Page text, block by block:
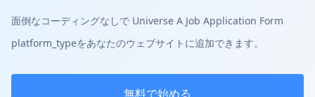
面倒なコーディングなしで Universe A Job Application Form
platform_typeをあなたのウェブサイトに追加できます。
無料で始める